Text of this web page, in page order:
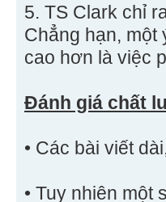
5. TS Clark chỉ
Chẳng hạn,
cao hơn là việc
Đánh giá chất
• Các bài viết
• Tuy nhiên một